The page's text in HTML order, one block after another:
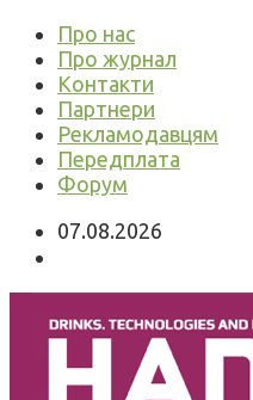
Про нас
Про журнал
Контакти
Партнери
Рекламодавцям
Передплата
Форум
07.08.2026